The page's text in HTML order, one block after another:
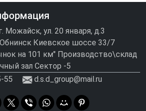
Можайск, ул. 20 января, д.3
Обнинск Киевское шоссе 33/7
на 101 км" Производство\склад
зал Сектор -5
55
d.s.d_group@mail.ru